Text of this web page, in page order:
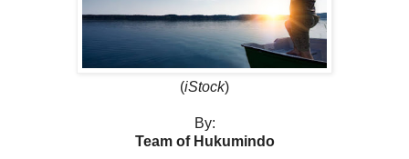
(iStock)
By:
Team of Hukumindo